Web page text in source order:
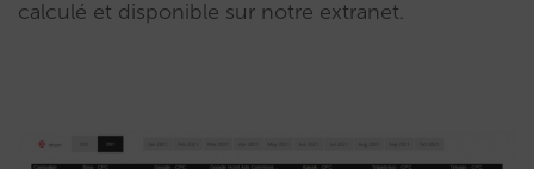
calculé et disponible sur notre extranet.